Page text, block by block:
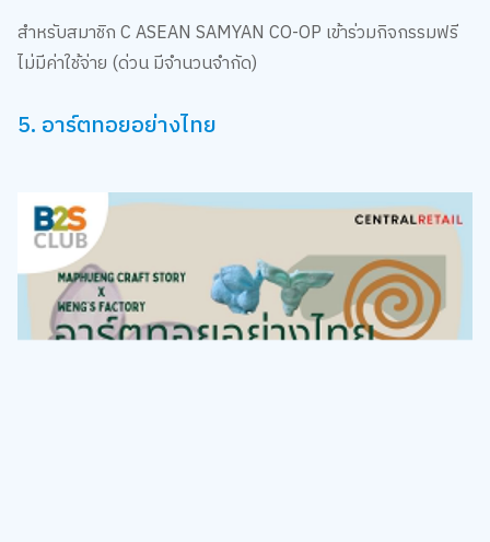
ไม่มีค่าใช้จ่าย (ด่วน มีจำนวนจำกัด)
5. อาร์ตทอยอย่างไทย